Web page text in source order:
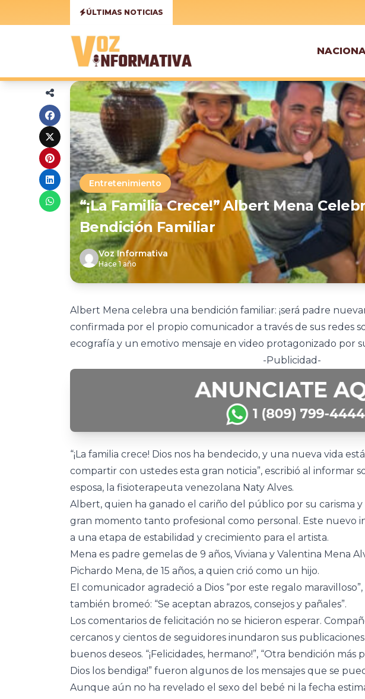
ÚLTIMAS NOTICIAS
Entretenimiento
“¡La Familia Crece!” Albert Mena
Bendición Familiar
Voz Informativa
Hace 1 año
Albert Mena celebra una bendición familiar: ¡será padre
confirmada por el propio comunicador a través de sus redes
ecografía y un emotivo mensaje en video protagonizado por
-Publicidad-
“¡La familia crece! Dios nos ha bendecido, y una nueva vida
compartir con ustedes esta gran noticia”, escribió al informar
esposa, la fisioterapeuta venezolana Naty Alves.
Albert, quien ha ganado el cariño del público por su carisma
gran momento tanto profesional como personal. Este nuevo
a una etapa de estabilidad y crecimiento para el artista.
Mena es padre gemelas de 9 años, Viviana y Valentina Mena
Pichardo Mena, de 15 años, a quien crió como un hijo.
El comunicador agradeció a Dios “por este regalo
también bromeó: “Se aceptan abrazos, consejos y pañales”.
Los comentarios de felicitación no se hicieron esperar.
cercanos y cientos de seguidores inundaron sus
buenos deseos. “¡Felicidades, hermano!”, “Otra bendición más
Dios los bendiga!” fueron algunos de los mensajes que se
Aunque aún no ha revelado el sexo del bebé ni la fecha